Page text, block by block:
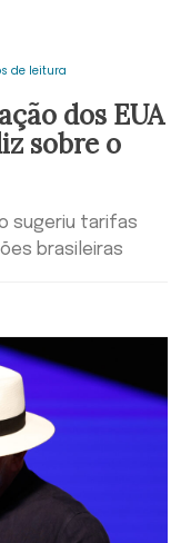
de leitura
dos EUA
sobre o
sugeriu tarifas
brasileiras